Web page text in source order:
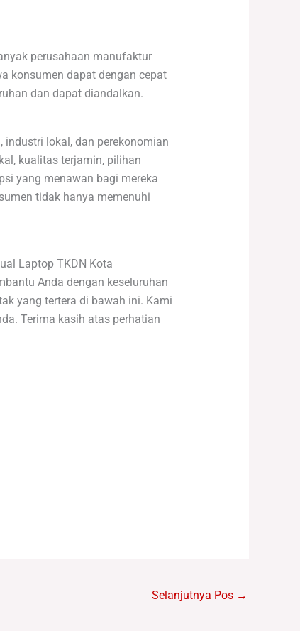
perusahaan manufaktur
konsumen dapat dengan cepat
dan dapat diandalkan.
lokal, dan perekonomian
kualitas terjamin, pilihan
yang menawan bagi mereka
tidak hanya memenuhi
Laptop TKDN Kota
Anda dengan keseluruhan
yang tertera di bawah ini. Kami
Terima kasih atas perhatian
Selanjutnya Pos →